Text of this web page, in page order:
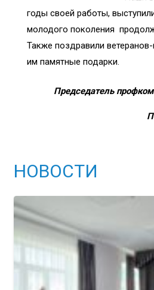
годы своей работы,
молодого поколения
Также поздравили
им памятные подарки.
Председатель
НОВОСТИ